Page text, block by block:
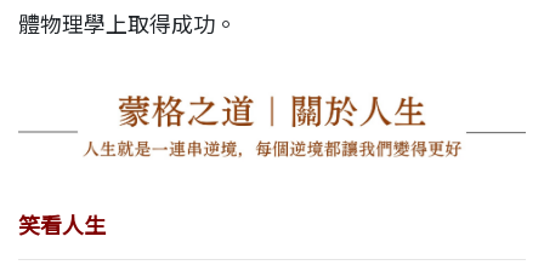
體物理學上取得成功。
笑看人生